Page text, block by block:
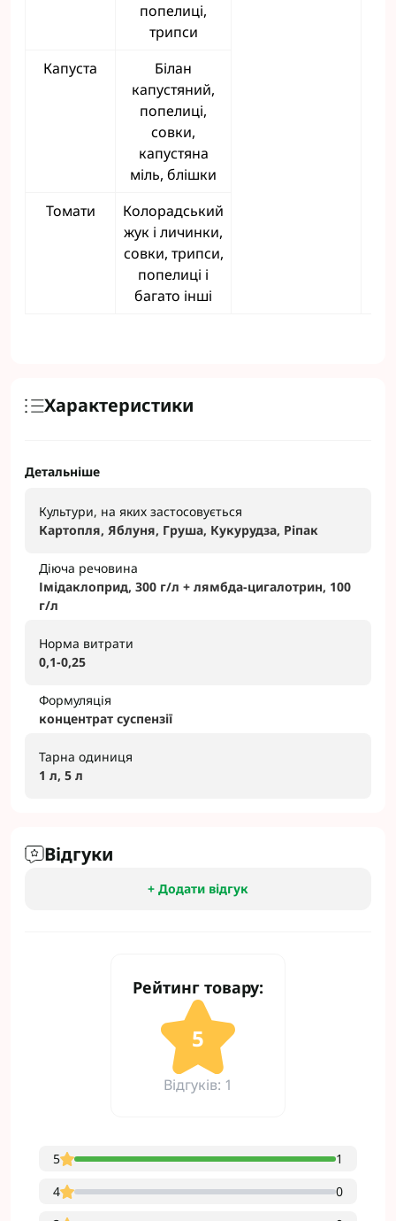
попелиці,
трипси
Капуста
Білан
капустяний,
попелиці,
совки,
капустяна
міль, блішки
Томати
Колорадський
жук і личинки,
совки, трипси,
попелиці і
багато інші
Характеристики
Детальніше
Культури, на яких застосовується
Картопля, Яблуня, Груша, Кукурудза, Ріпак
Діюча речовина
Імідаклоприд, 300 г/л + лямбда-цигалотрин, 100
г/л
Норма витрати
0,1-0,25
Формуляція
концентрат суспензії
Тарна одиниця
1 л, 5 л
Відгуки
+ Додати відгук
Рейтинг товару:
5
Відгуків: 1
5
1
4
0